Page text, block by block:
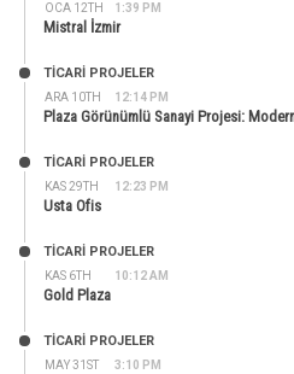
OCA 12TH 1:39 PM
Mistral İzmir
ARA 10TH 12:14 PM
TİCARİ PROJELER
Plaza Görünümlü Sanayi Projesi:
KAS 29TH 12:23 PM
TİCARİ PROJELER
Usta Ofis
KAS 6TH 10:12 AM
TİCARİ PROJELER
Gold Plaza
MAY 31ST 3:10 PM
TİCARİ PROJELER